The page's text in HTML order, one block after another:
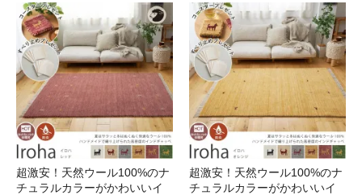
超激安！天然ウール100%のナ
チュラルカラーがかわいいイ
超激安！天然ウール100%のナ
チュラルカラーがかわいいイ